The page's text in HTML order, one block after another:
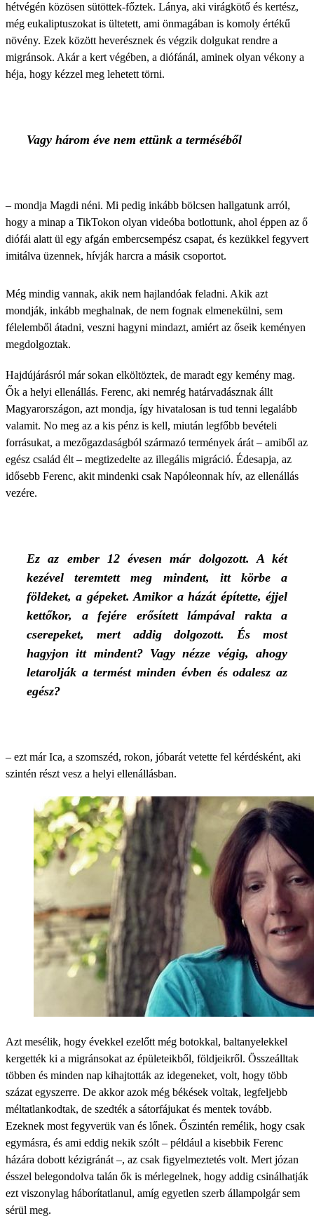
hétvégén közösen sütöttek-főztek. Lánya, aki virágkötő és kertész,
még eukaliptuszokat is ültetett, ami önmagában is komoly értékű
növény. Ezek között heverésznek és végzik dolgukat rendre a
migránsok. Akár a kert végében, a diófánál, aminek olyan vékony a
héja, hogy kézzel meg lehetett törni.
Vagy három éve nem ettünk a terméséből
– mondja Magdi néni. Mi pedig inkább bölcsen hallgatunk arról,
hogy a minap a TikTokon olyan videóba botlottunk, ahol éppen az ő
diófái alatt ül egy afgán embercsempész csapat, és kezükkel fegyvert
imitálva üzennek, hívják harcra a másik csoportot.
Még mindig vannak, akik nem hajlandóak feladni. Akik azt
mondják, inkább meghalnak, de nem fognak elmenekülni, sem
félelemből átadni, veszni hagyni mindazt, amiért az őseik keményen
megdolgoztak.
Hajdújárásról már sokan elköltöztek, de maradt egy kemény mag.
Ők a helyi ellenállás. Ferenc, aki nemrég határvadásznak állt
Magyarországon, azt mondja, így hivatalosan is tud tenni legalább
valamit. No meg az a kis pénz is kell, miután legfőbb bevételi
forrásukat, a mezőgazdaságból származó termények árát – amiből az
egész család élt – megtizedelte az illegális migráció. Édesapja, az
idősebb Ferenc, akit mindenki csak Napóleonnak hív, az ellenállás
vezére.
Ez az ember 12 évesen már dolgozott. A két
kezével teremtett meg mindent, itt körbe a
földeket, a gépeket. Amikor a házát építette, éjjel
kettőkor, a fejére erősített lámpával rakta a
cserepeket, mert addig dolgozott. És most
hagyjon itt mindent? Vagy nézze végig, ahogy
letarolják a termést minden évben és odalesz az
egész?
– ezt már Ica, a szomszéd, rokon, jóbarát vetette fel kérdésként, aki
szintén részt vesz a helyi ellenállásban.
Azt mesélik, hogy évekkel ezelőtt még botokkal, baltanyelekkel
kergették ki a migránsokat az épületeikből, földjeikről. Összeálltak
többen és minden nap kihajtották az idegeneket, volt, hogy több
százat egyszerre. De akkor azok még békések voltak, legfeljebb
méltatlankodtak, de szedték a sátorfájukat és mentek tovább.
Ezeknek most fegyverük van és lőnek. Őszintén remélik, hogy csak
egymásra, és ami eddig nekik szólt – például a kisebbik Ferenc
házára dobott kézigránát –, az csak figyelmeztetés volt. Mert józan
ésszel belegondolva talán ők is mérlegelnek, hogy addig csinálhatják
ezt viszonylag háborítatlanul, amíg egyetlen szerb állampolgár sem
sérül meg.